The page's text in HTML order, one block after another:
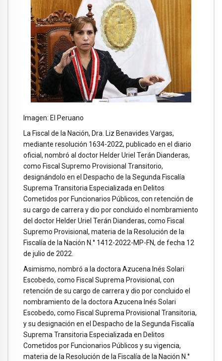
Imagen: El Peruano
La Fiscal de la Nación, Dra. Liz Benavides Vargas,
mediante resolución 1634-2022, publicado en el diario
oficial, nombró al doctor Helder Uriel Terán Dianderas,
como Fiscal Supremo Provisional Transitorio,
designándolo en el Despacho de la Segunda Fiscalía
Suprema Transitoria Especializada en Delitos
Cometidos por Funcionarios Públicos, con retención de
su cargo de carrera y dio por concluido el nombramiento
del doctor Helder Uriel Terán Dianderas, como Fiscal
Supremo Provisional, materia de la Resolución de la
Fiscalía de la Nación N.° 1412-2022-MP-FN, de fecha 12
de julio de 2022.
Asimismo, nombró a la doctora Azucena Inés Solari
Escobedo, como Fiscal Suprema Provisional, con
retención de su cargo de carrera y dio por concluido el
nombramiento de la doctora Azucena Inés Solari
Escobedo, como Fiscal Suprema Provisional Transitoria,
y su designación en el Despacho de la Segunda Fiscalía
Suprema Transitoria Especializada en Delitos
Cometidos por Funcionarios Públicos y su vigencia,
materia de la Resolución de la Fiscalía de la Nación N.°